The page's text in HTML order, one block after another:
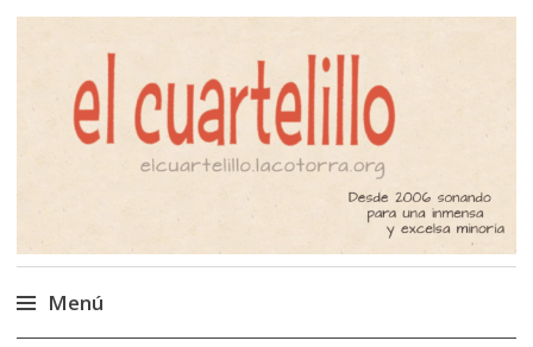
El Cuartelillo
Programa de radio de música
independiente. Podcast
Menú